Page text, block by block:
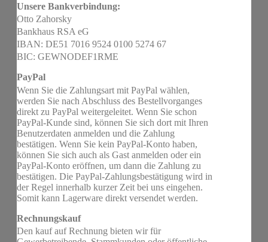
Unsere Bankverbindung:
Otto Zahorsky
Bankhaus RSA eG
IBAN: DE51 7016 9524 0100 5274 67
BIC: GEWNODEF1RME
PayPal
Wenn Sie die Zahlungsart mit PayPal wählen,
werden Sie nach Abschluss des Bestellvorganges
direkt zu PayPal weitergeleitet. Wenn Sie schon
PayPal-Kunde sind, können Sie sich dort mit Ihren
Benutzerdaten anmelden und die Zahlung
bestätigen. Wenn Sie kein PayPal-Konto haben,
können Sie sich auch als Gast anmelden oder ein
PayPal-Konto eröffnen, um dann die Zahlung zu
bestätigen. Die PayPal-Zahlungsbestätigung wird in
der Regel innerhalb kurzer Zeit bei uns eingehen.
Somit kann Lagerware direkt versendet werden.
Rechnungskauf
Den kauf auf Rechnung bieten wir für